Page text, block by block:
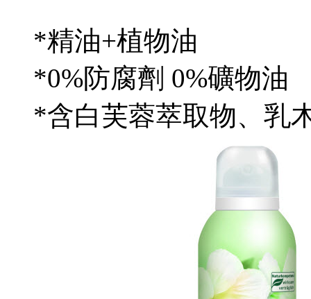
*精油+植物油
*0%防腐劑 0%礦物油
*含白芙蓉萃取物、乳